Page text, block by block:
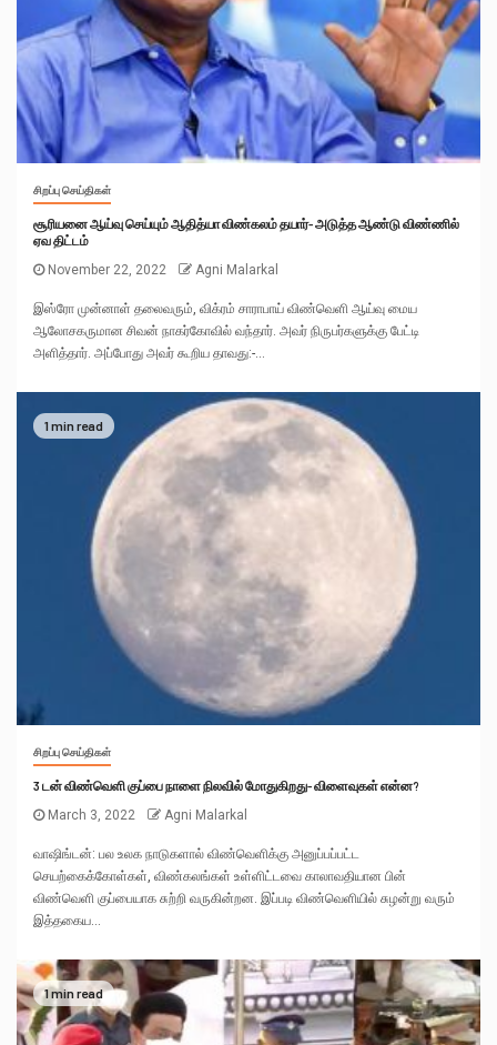
சிறப்பு செய்திகள்
சூரியனை ஆய்வு செய்யும் ஆதித்யா விண்கலம் தயார்- அடுத்த ஆண்டு விண்ணில்
ஏவ திட்டம்
November 22, 2022
Agni Malarkal
இஸ்ரோ முன்னாள் தலைவரும், விக்ரம் சாராபாய் விண்வெளி ஆய்வு மைய
ஆலோசகருமான சிவன் நாகர்கோவில் வந்தார். அவர் நிருபர்களுக்கு பேட்டி
அளித்தார். அப்போது அவர் கூறிய தாவது:-...
1 min read
சிறப்பு செய்திகள்
3 டன் விண்வெளி குப்பை நாளை நிலவில் மோதுகிறது- விளைவுகள் என்ன?
March 3, 2022
Agni Malarkal
வாஷிங்டன்: பல உலக நாடுகளால் விண்வெளிக்கு அனுப்பப்பட்ட
செயற்கைக்கோள்கள், விண்கலங்கள் உள்ளிட்டவை காலாவதியான பின்
விண்வெளி குப்பையாக சுற்றி வருகின்றன. இப்படி விண்வெளியில் சுழன்று வரும்
இத்தகைய...
1 min read